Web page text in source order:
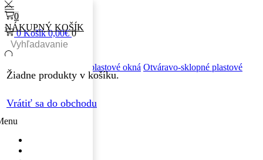
0Košík0,00€ 0
0
NÁKUPNÝ KOŠÍK
Žiadne produkty v košíku.
Vrátiť sa do obchodu
Search
input
Domov
Jednokrídlové plastové okná Otváravo-sklopné plastové
okná